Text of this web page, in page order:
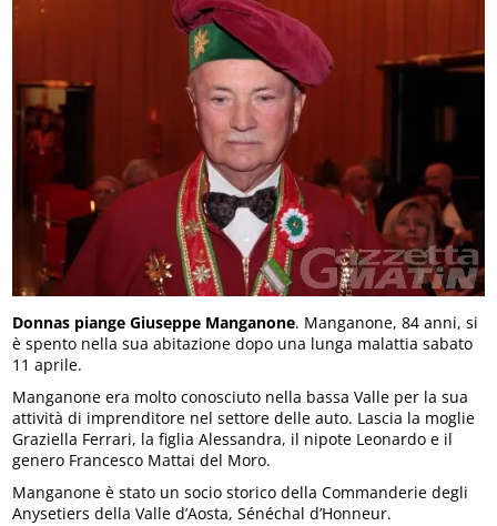
Donnas piange Giuseppe Manganone. Manganone, 84 anni, si
è spento nella sua abitazione dopo una lunga malattia sabato
11 aprile.
Manganone era molto conosciuto nella bassa Valle per la sua
attività di imprenditore nel settore delle auto. Lascia la moglie
Graziella Ferrari, la figlia Alessandra, il nipote Leonardo e il
genero Francesco Mattai del Moro.
Manganone è stato un socio storico della Commanderie degli
Anysetiers della Valle d’Aosta, Sénéchal d’Honneur.